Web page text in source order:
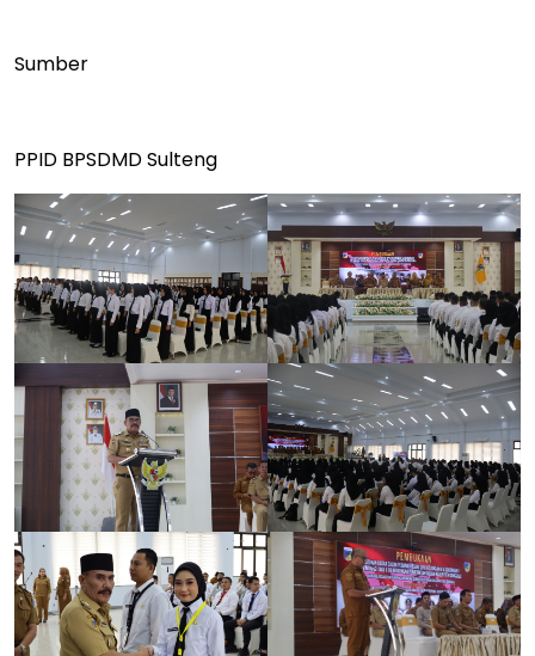
Sumber
PPID BPSDMD Sulteng